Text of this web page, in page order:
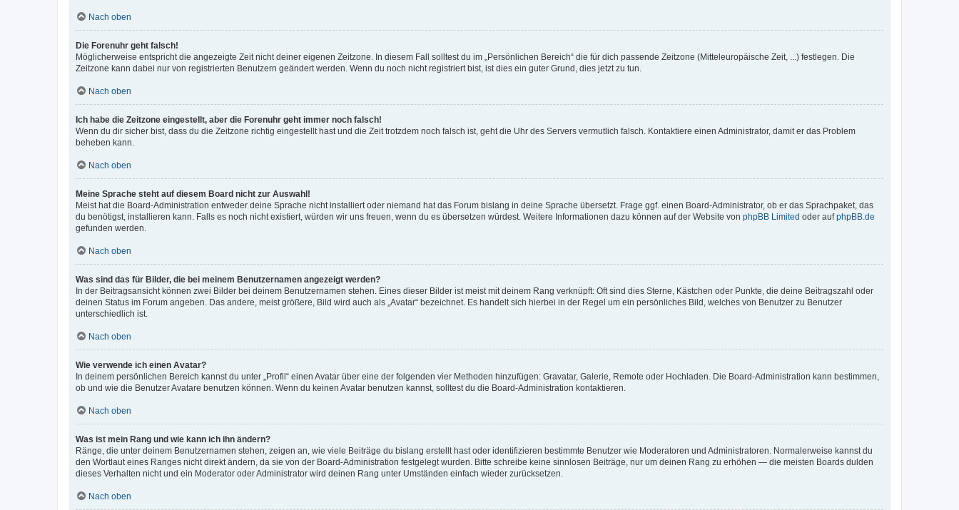
Nach oben
Die Forenuhr geht falsch!
Möglicherweise entspricht die angezeigte Zeit nicht deiner eigenen Zeitzone. In diesem Fall solltest du im „Persönlichen Bereich“ die für dich passende Zeitzone (Mitteleuropäische Zeit, ...) festlegen. Die
Zeitzone kann dabei nur von registrierten Benutzern geändert werden. Wenn du noch nicht registriert bist, ist dies ein guter Grund, dies jetzt zu tun.
Nach oben
Ich habe die Zeitzone eingestellt, aber die Forenuhr geht immer noch falsch!
Wenn du dir sicher bist, dass du die Zeitzone richtig eingestellt hast und die Zeit trotzdem noch falsch ist, geht die Uhr des Servers vermutlich falsch. Kontaktiere einen Administrator, damit er das Problem
beheben kann.
Nach oben
Meine Sprache steht auf diesem Board nicht zur Auswahl!
Meist hat die Board-Administration entweder deine Sprache nicht installiert oder niemand hat das Forum bislang in deine Sprache übersetzt. Frage ggf. einen Board-Administrator, ob er das Sprachpaket, das
du benötigst, installieren kann. Falls es noch nicht existiert, würden wir uns freuen, wenn du es übersetzen würdest. Weitere Informationen dazu können auf der Website von phpBB Limited oder aufphpBB.de
gefunden werden.
Nach oben
Was sind das für Bilder, die bei meinem Benutzernamen angezeigt werden?
In der Beitragsansicht können zwei Bilder bei deinem Benutzernamen stehen. Eines dieser Bilder ist meist mit deinem Rang verknüpft: Oft sind dies Sterne, Kästchen oder Punkte, die deine Beitragszahl oder
deinen Status im Forum angeben. Das andere, meist größere, Bild wird auch als „Avatar“ bezeichnet. Es handelt sich hierbei in der Regel um ein persönliches Bild, welches von Benutzer zu Benutzer
unterschiedlich ist.
Nach oben
Wie verwende ich einen Avatar?
In deinem persönlichen Bereich kannst du unter „Profil“ einen Avatar über eine der folgenden vier Methoden hinzufügen: Gravatar, Galerie, Remote oder Hochladen. Die Board-Administration kann bestimmen,
ob und wie die Benutzer Avatare benutzen können. Wenn du keinen Avatar benutzen kannst, solltest du die Board-Administration kontaktieren.
Nach oben
Was ist mein Rang und wie kann ich ihn ändern?
Ränge, die unter deinem Benutzernamen stehen, zeigen an, wie viele Beiträge du bislang erstellt hast oder identifizieren bestimmte Benutzer wie Moderatoren und Administratoren. Normalerweise kannst du
den Wortlaut eines Ranges nicht direkt ändern, da sie von der Board-Administration festgelegt wurden. Bitte schreibe keine sinnlosen Beiträge, nur um deinen Rang zu erhöhen — die meisten Boards dulden
dieses Verhalten nicht und ein Moderator oder Administrator wird deinen Rang unter Umständen einfach wieder zurücksetzen.
Nach oben